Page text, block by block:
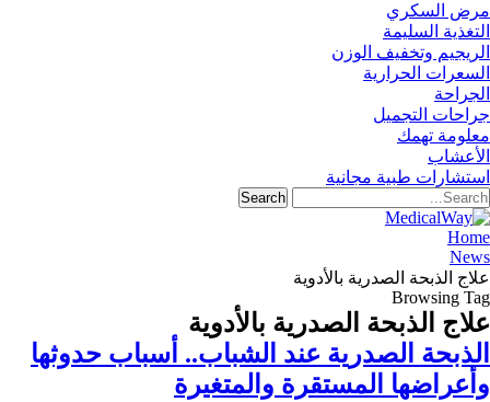
مرض السكري
التغذية السليمة
الريجيم وتخفيف الوزن
السعرات الحرارية
الجراحة
جراحات التجميل
معلومة تهمك
الأعشاب
استشارات طبية مجانية
Home
News
علاج الذبحة الصدرية بالأدوية
Browsing Tag
علاج الذبحة الصدرية بالأدوية
الذبحة الصدرية عند الشباب.. أسباب حدوثها
وأعراضها المستقرة والمتغيرة